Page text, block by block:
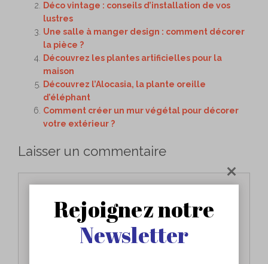
Déco vintage : conseils d’installation de vos
lustres
Une salle à manger design : comment décorer
la pièce ?
Découvrez les plantes artificielles pour la
maison
Découvrez l’Alocasia, la plante oreille
d’éléphant
Comment créer un mur végétal pour décorer
votre extérieur ?
Laisser un commentaire
Rejoignez notre
Newsletter